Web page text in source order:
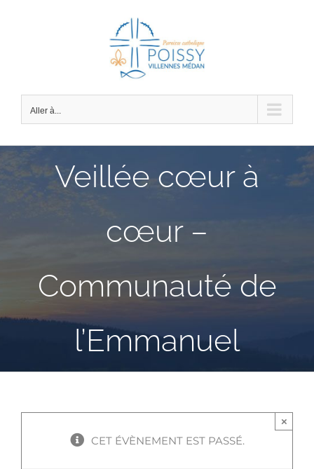
Aller à...
Veillée cœur à
cœur –
Communauté de
l’Emmanuel
CET ÉVÈNEMENT EST PASSÉ.
×